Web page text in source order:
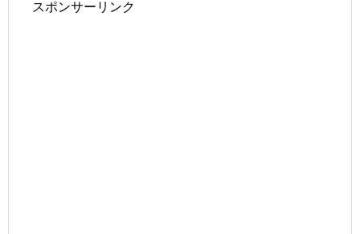
スポンサーリンク